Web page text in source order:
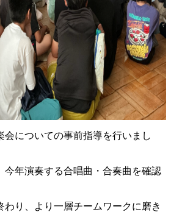
会についての事前指導を行いまし
今年演奏する合唱曲・合奏曲を確認
わり、より一層チームワークに磨き